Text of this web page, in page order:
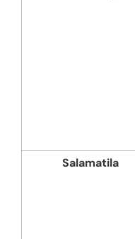
Salamatila